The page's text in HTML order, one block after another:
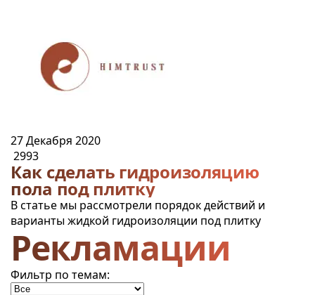
27 Декабря 2020
2993
Как сделать гидроизоляцию
пола под плитку
В статье мы рассмотрели порядок действий и
варианты жидкой гидроизоляции под плитку
Рекламации
Фильтр по темам: